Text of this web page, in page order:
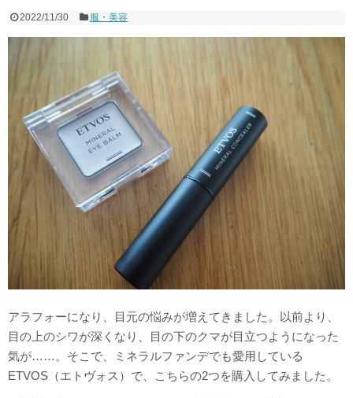
2022/11/30 服・美容
アラフォーになり、目元の悩みが増えてきました。以前より、
目の上のシワが深くなり、目の下のクマが目立つようになった
気が……。そこで、ミネラルファンデでも愛用している
ETVOS（エトヴォス）で、こちらの2つを購入してみました。